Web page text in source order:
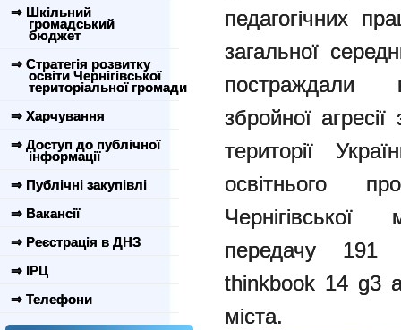
⇒ Шкільний
громадський
бюджет
⇒ Стратегія розвитку
освіти Чернігівської
територіальної громади
⇒ Харчування
⇒ Доступ до публічної
інформації
⇒ Публічні закупівлі
⇒ Вакансії
⇒ Реєстрація в ДНЗ
⇒ ІРЦ
⇒ Телефони
педагогічних
загальної
постраждали
збройної
території
освітнього
передачу 191
thinkbook 14 g3
міста.